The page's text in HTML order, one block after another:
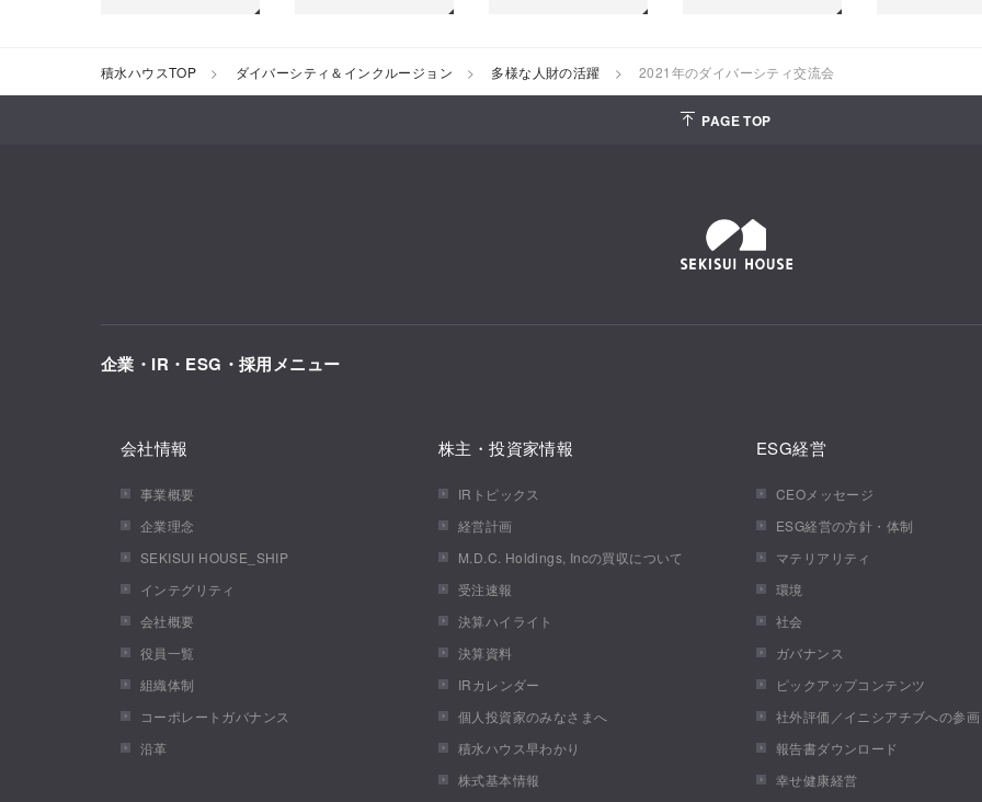
積水ハウスTOP ダイバーシティ＆インクルージョン 多様な人財の活躍 2021年のダイバーシティ交流会
PAGE TOP
企業・IR・ESG・採用メニュー
会社情報
事業概要
企業理念
SEKISUI HOUSE_SHIP
インテグリティ
会社概要
役員一覧
組織体制
コーポレートガバナンス
沿革
株主・投資家情報
IRトピックス
経営計画
M.D.C. Holdings, Incの買収について
受注速報
決算ハイライト
決算資料
IRカレンダー
個人投資家のみなさまへ
積水ハウス早わかり
株式基本情報
ESG経営
CEOメッセージ
ESG経営の方針・体制
マテリアリティ
環境
社会
ガバナンス
ピックアップコンテンツ
社外評価／イニシアチブへの参画
報告書ダウンロード
幸せ健康経営